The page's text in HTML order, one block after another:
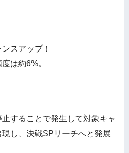
スアップ！
は約6%。
止することで発生して対象キャ
し、決戦SPリーチへと発展